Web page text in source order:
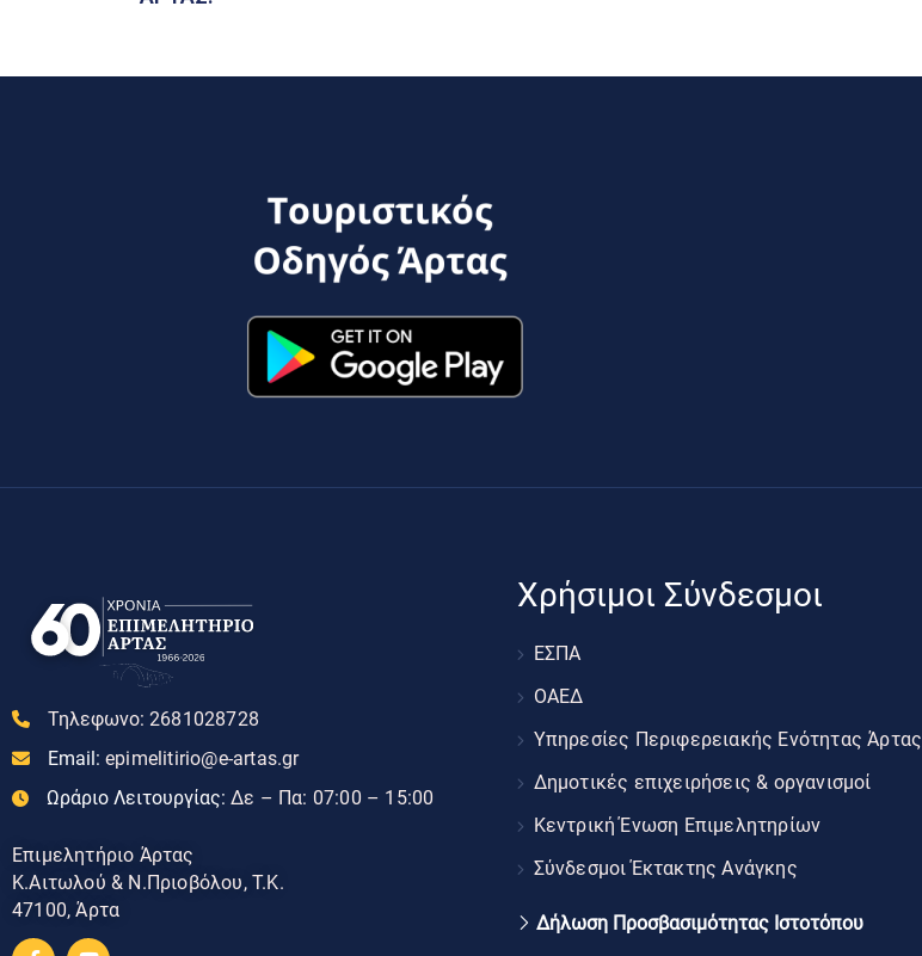
Τηλεφωνο: 2681028728
Email: epimelitirio@e-artas.gr
Ωράριο Λειτουργίας: Δε – Πα: 07:00 – 15:00
Επιμελητήριο Άρτας
Κ.Αιτωλού & Ν.Πριοβόλου, Τ.Κ.
47100, Άρτα
Χρήσιμοι Σύνδεσμοι
ΕΣΠΑ
ΟΑΕΔ
Υπηρεσίες Περιφερειακής Ενότητας Άρτας
Δημοτικές επιχειρήσεις & οργανισμοί
Κεντρική Ένωση Επιμελητηρίων
Σύνδεσμοι Έκτακτης Ανάγκης
Δήλωση Προσβασιμότητας Ιστοτόπου